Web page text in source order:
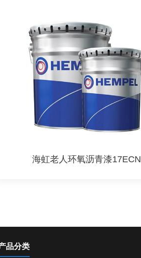
海虹老人环氧沥青漆17ECN
品分类